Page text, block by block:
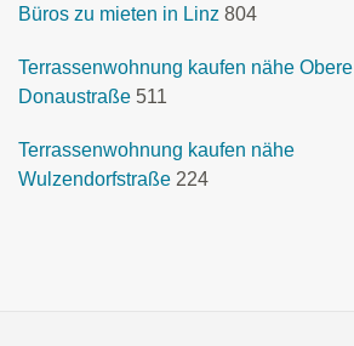
Büros zu mieten in Linz 804
Terrassenwohnung kaufen nähe Obere
Donaustraße 511
Terrassenwohnung kaufen nähe
Wulzendorfstraße 224